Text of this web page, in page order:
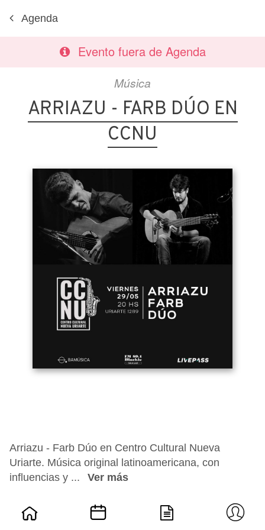
Agenda
Evento fuera de Agenda
Música
ARRIAZU - FARB DÚO EN
CCNU
Arriazu - Farb Dúo en Centro Cultural Nueva
Uriarte. Música original latinoamericana, con
influencias y ...
Ver más